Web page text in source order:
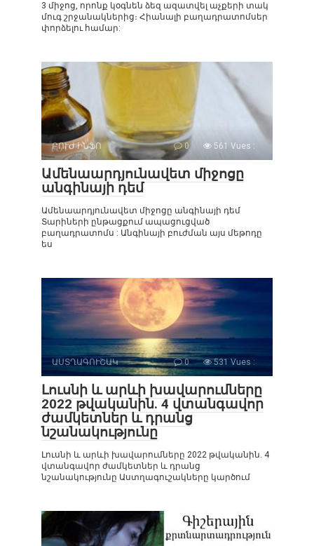
3 միջոց, որոնք կօգնեն ձեզ ազատվել աչքերի տակ
մուգ շրջանակներից։ Հիանալի բաղադրատոմսեր
փորձելու համար:
ԲՈՒԺ ԻՆՖՈ 0 561 Vues :
Ամենաարդյունավետ միջոցը
անգինայի դեմ
Ամենաարդյունավետ միջոցը անգինայի դեմ
Տարիների ընթացքում ապացուցված
բաղադրատոմս : Անգինայի բուժման այս մեթոդը
ես
ԱՍՏՂԱԳՈՒՇԱԿ 0 531 Vues :
Լուսնի և արևի խավարումները
2022 թվականին. 4 վտանգավոր
ժամկետներ և դրանց
նշանակությունը
Լուսնի և արևի խավարումները 2022 թվականին. 4
վտանգավոր ժամկետներ և դրանց
նշանակությունը Աստղագուշակները կարծում